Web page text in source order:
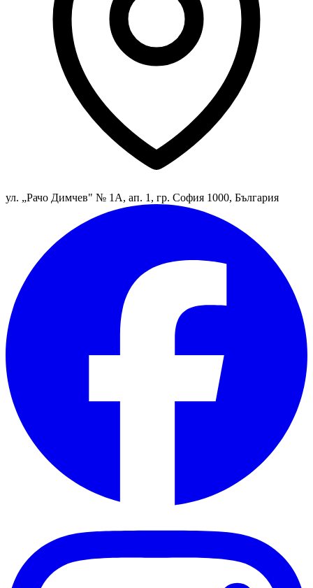
ул. „Рачо Димчев" № 1А, ап. 1, гр. София 1000, България